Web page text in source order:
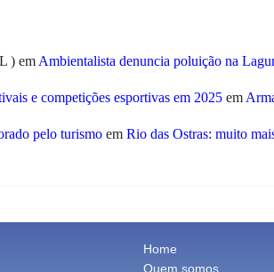
) em Ambientalista denuncia poluição na
e competições esportivas em 2025 em
pelo turismo em Rio das Ostras: muito
Home
Quem somos